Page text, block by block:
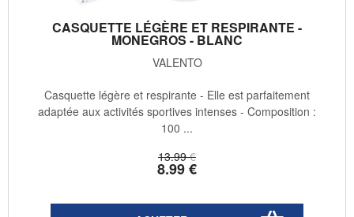
CASQUETTE LÉGÈRE ET RESPIRANTE -
MONEGROS - BLANC
VALENTO
13.99 €
8.99€
Casquette légère et respirante - Elle est parfaitement
adaptée aux activités sportives intenses - Composition :
100 ...